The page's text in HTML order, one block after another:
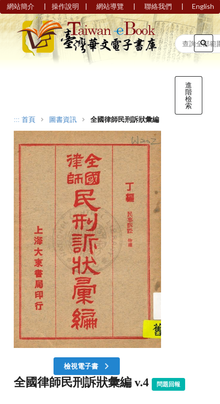
網站簡介 | 操作說明 | 網站導覽 | 聯絡我們 | English
進
階
檢
索
::: 首頁 圖書資訊 全國律師民刑訴狀彙編
檢視電子書
全國律師民刑訴狀彙編 v.4 問題回報